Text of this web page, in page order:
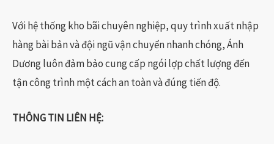
Với hệ thống kho bãi chuyên nghiệp, quy trình xuất nhập
hàng bài bản và đội ngũ vận chuyển nhanh chóng, Ánh
Dương luôn đảm bảo cung cấp ngói lợp chất lượng đến
tận công trình một cách an toàn và đúng tiến độ.
THÔNG TIN LIÊN HỆ: